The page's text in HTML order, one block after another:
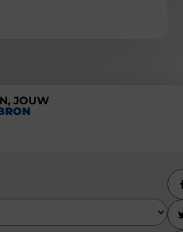
JOUW